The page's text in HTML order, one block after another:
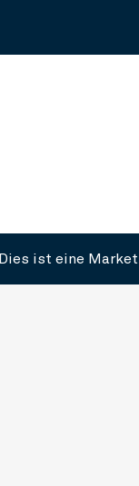
Dies ist eine